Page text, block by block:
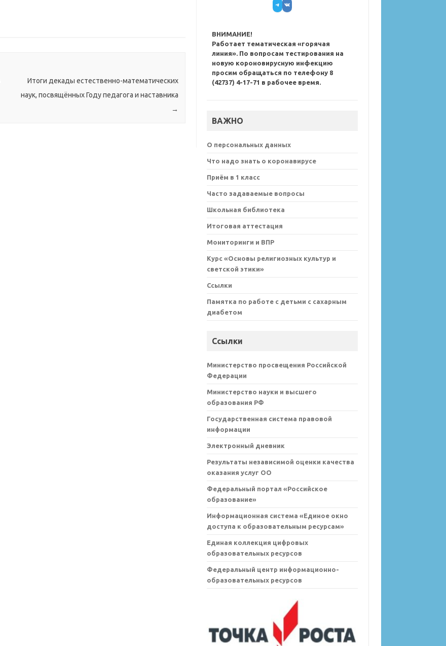
Итоги декады естественно-математических
наук, посвящённых Году педагога и наставника
→
Telegram
VK
ВНИМАНИЕ!
Работает тематическая «горячая
линия». По вопросам тестирования на
новую короновирусную инфекцию
просим обращаться по телефону 8
(42737) 4-17-71 в рабочее время.
ВАЖНО
О персональных данных
Что надо знать о коронавирусе
Приём в 1 класс
Часто задаваемые вопросы
Школьная библиотека
Итоговая аттестация
Мониторинги и ВПР
Курс «Основы религиозных культур и
светской этики»
Ссылки
Памятка по работе с детьми с сахарным
диабетом
Ссылки
Министерство просвещения Российской
Федерации
Министерство науки и высшего
образования РФ
Государственная система правовой
информации
Электронный дневник
Результаты независимой оценки качества
оказания услуг ОО
Федеральный портал «Российское
образование»
Информационная система «Единое окно
доступа к образовательным ресурсам»
Единая коллекция цифровых
образовательных ресурсов
Федеральный центр информационно-
образовательных ресурсов